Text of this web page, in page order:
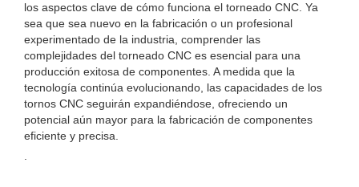
los aspectos clave de cómo funciona el torneado CNC. Ya
sea que sea nuevo en la fabricación o un profesional
experimentado de la industria, comprender las
complejidades del torneado CNC es esencial para una
producción exitosa de componentes. A medida que la
tecnología continúa evolucionando, las capacidades de los
tornos CNC seguirán expandiéndose, ofreciendo un
potencial aún mayor para la fabricación de componentes
eficiente y precisa.